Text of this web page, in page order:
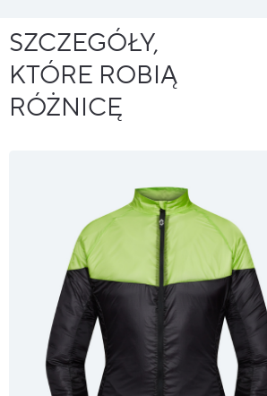
SZCZEGÓŁY,
KTÓRE ROBIĄ
RÓŻNICĘ